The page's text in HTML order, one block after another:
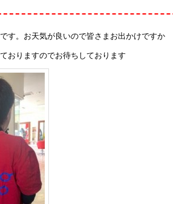
す。お天気が良いので皆さまお出かけですか
おりますのでお待ちしております